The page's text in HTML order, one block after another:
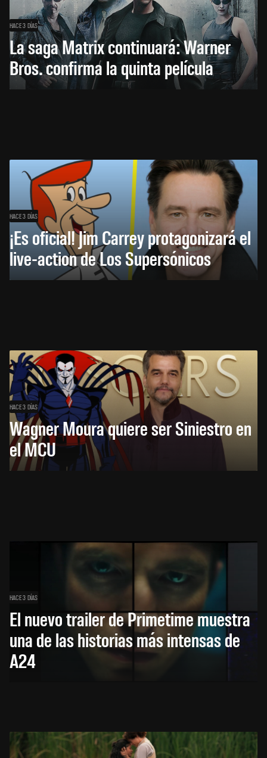
HACE 3 DÍAS
La saga Matrix continuará: Warner
Bros. confirma la quinta película
HACE 3 DÍAS
¡Es oficial! Jim Carrey protagonizará el
live-action de Los Supersónicos
HACE 3 DÍAS
Wagner Moura quiere ser Siniestro en
el MCU
HACE 3 DÍAS
El nuevo trailer de Primetime muestra
una de las historias más intensas de
A24